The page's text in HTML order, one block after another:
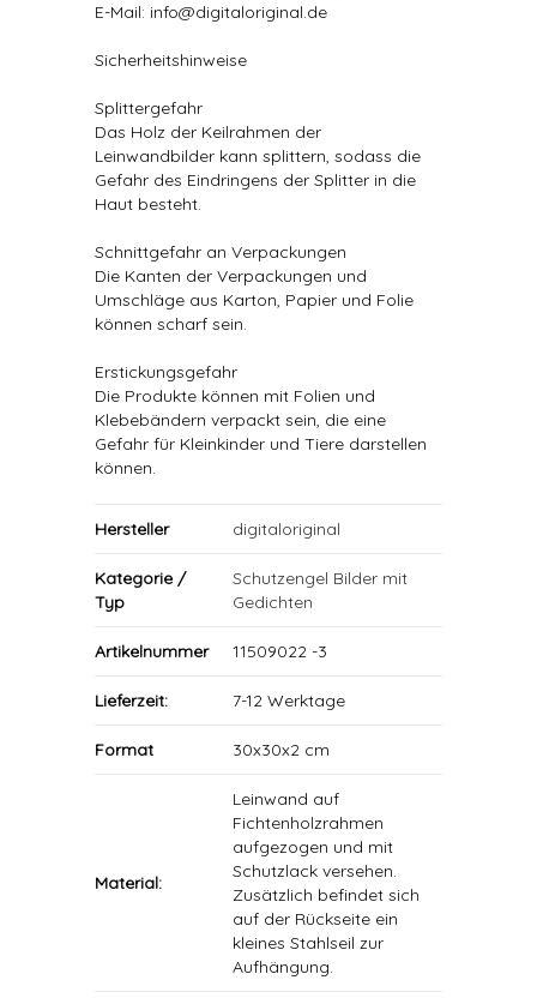
E-Mail: info@digitaloriginal.de
Sicherheitshinweise
Splittergefahr
Das Holz der Keilrahmen der
Leinwandbilder kann splittern, sodass die
Gefahr des Eindringens der Splitter in die
Haut besteht.
Schnittgefahr an Verpackungen
Die Kanten der Verpackungen und
Umschläge aus Karton, Papier und Folie
können scharf sein.
Erstickungsgefahr
Die Produkte können mit Folien und
Klebebändern verpackt sein, die eine
Gefahr für Kleinkinder und Tiere darstellen
können.
Hersteller digitaloriginal
Kategorie /
Typ
Schutzengel Bilder mit
Gedichten
Artikelnummer 11509022 -3
Lieferzeit: 7-12 Werktage
Format 30x30x2 cm
Material:
Leinwand auf
Fichtenholzrahmen
aufgezogen und mit
Schutzlack versehen.
Zusätzlich befindet sich
auf der Rückseite ein
kleines Stahlseil zur
Aufhängung.